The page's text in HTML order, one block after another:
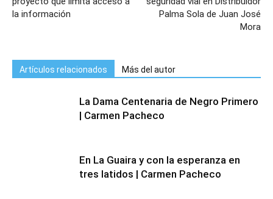
la información
Palma Sola de Juan José
Mora
Artículos relacionados Más del autor
La Dama Centenaria de Negro Primero
| Carmen Pacheco
En La Guaira y con la esperanza en
tres latidos | Carmen Pacheco